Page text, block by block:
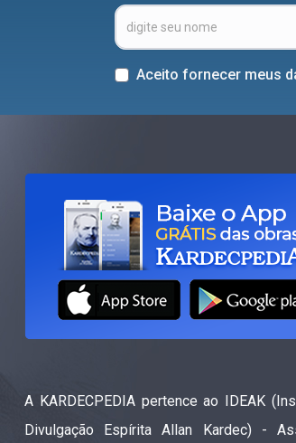
Aceito fornecer meus
A KARDECPEDIA pertence ao IDEAK
Divulgação Espírita Allan Kardec) -